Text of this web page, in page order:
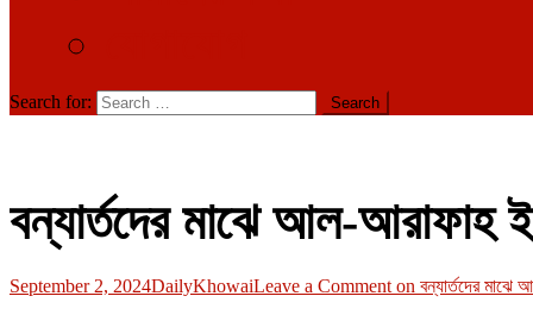
Search for:
বন্যার্তদের মাঝে আল-আরাফাহ
September 2, 2024DailyKhowaiLeave a Comment on বন্যার্তদের মাঝে